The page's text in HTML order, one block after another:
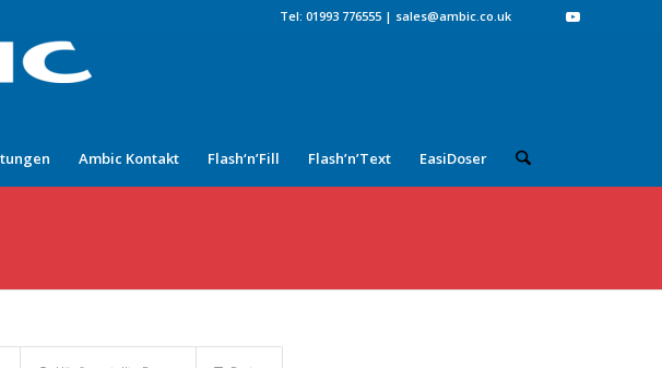
Tel: 01993 776555 | sales@ambic.co.uk
Ambic Kontakt Flash‘n’Fill Flash’n’Text EasiDoser